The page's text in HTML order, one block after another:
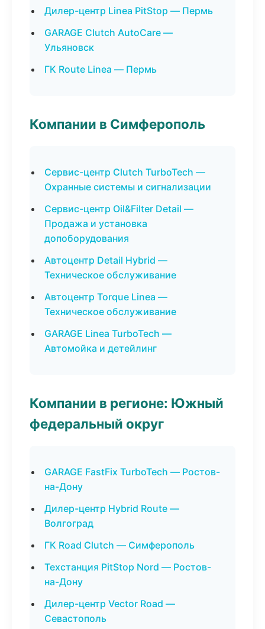
Дилер-центр Linea PitStop — Пермь
GARAGE Clutch AutoCare —
Ульяновск
ГК Route Linea — Пермь
Компании в Симферополь
Сервис-центр Clutch TurboTech —
Охранные системы и сигнализации
Сервис-центр Oil&Filter Detail —
Продажа и установка
допоборудования
Автоцентр Detail Hybrid —
Техническое обслуживание
Автоцентр Torque Linea —
Техническое обслуживание
GARAGE Linea TurboTech —
Автомойка и детейлинг
Компании в регионе: Южный
федеральный округ
GARAGE FastFix TurboTech — Ростов-
на-Дону
Дилер-центр Hybrid Route —
Волгоград
ГК Road Clutch — Симферополь
Техстанция PitStop Nord — Ростов-
на-Дону
Дилер-центр Vector Road —
Севастополь